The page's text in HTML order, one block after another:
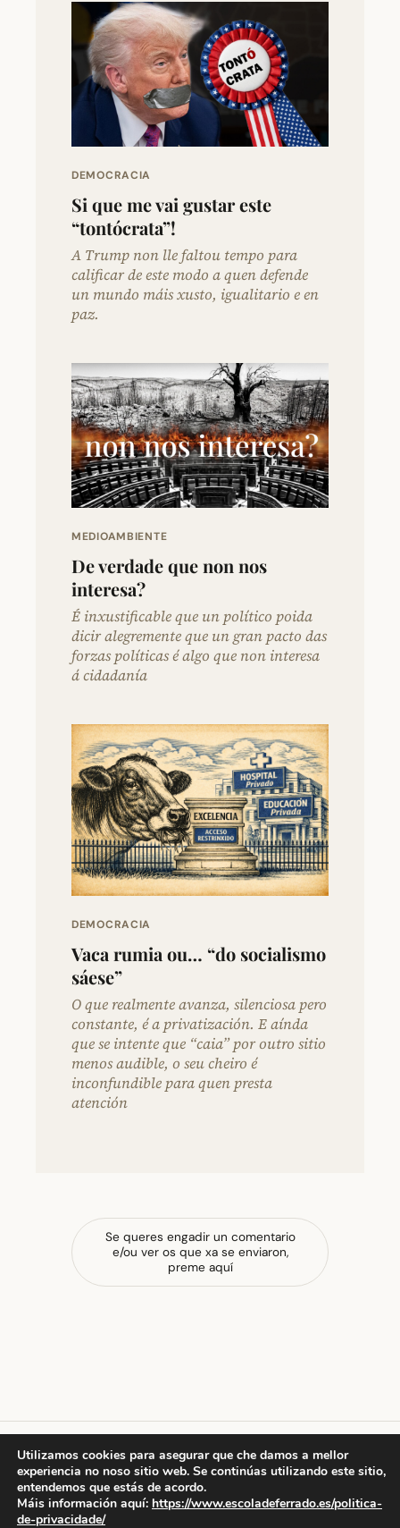
DEMOCRACIA
Si que me vai gustar este
“tontócrata”!
A Trump non lle faltou tempo para
calificar de este modo a quen defende
un mundo máis xusto, igualitario e en
paz.
MEDIOAMBIENTE
De verdade que non nos
interesa?
É inxustificable que un político poida
dicir alegremente que un gran pacto das
forzas políticas é algo que non interesa
á cidadanía
DEMOCRACIA
Vaca rumia ou… “do socialismo
sáese”
O que realmente avanza, silenciosa pero
constante, é a privatización. E aínda
que se intente que “caia” por outro sitio
menos audible, o seu cheiro é
inconfundible para quen presta
atención
Se queres engadir un comentario
e/ou ver os que xa se enviaron,
preme aquí
escola de ferrado
Utilizamos cookies para asegurar que che damos a mellor
experiencia no noso sitio web. Se continúas utilizando este sitio,
entendemos que estás de acordo.
Máis información aquí: https://www.escoladeferrado.es/politica-
de-privacidade/